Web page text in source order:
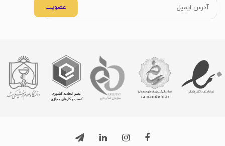
عضویت